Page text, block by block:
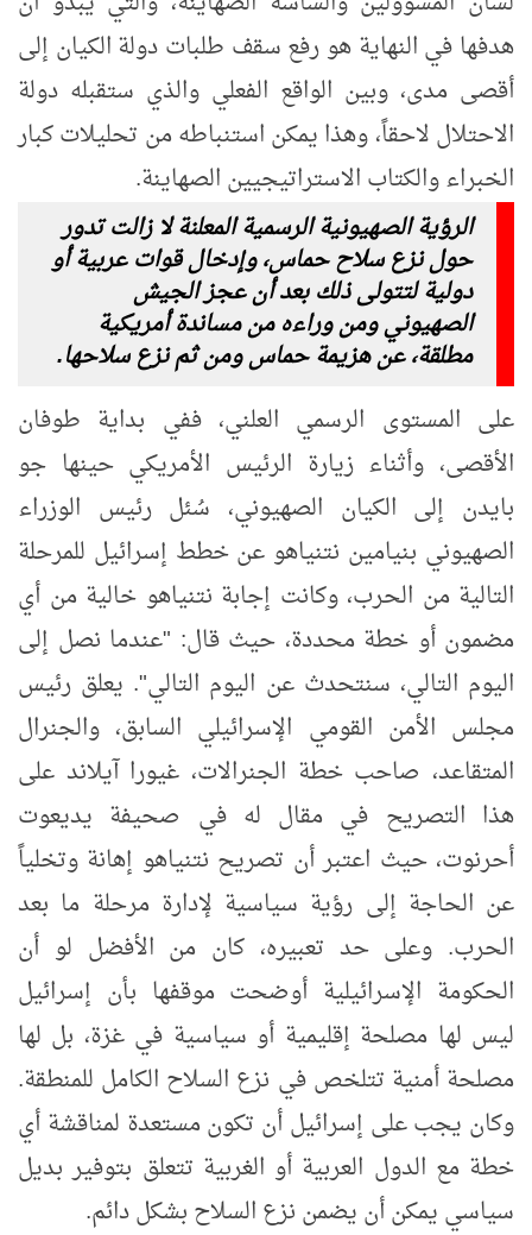
هدفها في النهاية هو رفع سقف طلبات دولة الكيان إلى
أقصى مدى، وبين الواقع الفعلي والذي ستقبله دولة
الاحتلال لاحقاً، وهذا يمكن استنباطه من تحليلات كبار
الخبراء والكتاب الاستراتيجيين الصهاينة.
الرؤية الصهيونية الرسمية المعلنة لا زالت تدور
حول نزع سلاح حماس، وإدخال قوات عربية أو
دولية لتتولى ذلك بعد أن عجز الجيش
الصهيوني ومن وراءه من مساندة أمريكية
مطلقة، عن هزيمة حماس ومن ثم نزع سلاحها.
على المستوى الرسمي العلني، ففي بداية طوفان
الأقصى، وأثناء زيارة الرئيس الأمريكي حينها جو
بايدن إلى الكيان الصهيوني، سُئل رئيس الوزراء
الصهيوني بنيامين نتنياهو عن خطط إسرائيل للمرحلة
التالية من الحرب، وكانت إجابة نتنياهو خالية من أي
مضمون أو خطة محددة، حيث قال: "عندما نصل إلى
اليوم التالي، سنتحدث عن اليوم التالي". يعلق رئيس
مجلس الأمن القومي الإسرائيلي السابق، والجنرال
المتقاعد، صاحب خطة الجنرالات، غيورا آيلاند على
هذا التصريح في مقال له في صحيفة يديعوت
أحرنوت، حيث اعتبر أن تصريح نتنياهو إهانة وتخلياً
عن الحاجة إلى رؤية سياسية لإدارة مرحلة ما بعد
الحرب. وعلى حد تعبيره، كان من الأفضل لو أن
الحكومة الإسرائيلية أوضحت موقفها بأن إسرائيل
ليس لها مصلحة إقليمية أو سياسية في غزة، بل لها
مصلحة أمنية تتلخص في نزع السلاح الكامل للمنطقة.
وكان يجب على إسرائيل أن تكون مستعدة لمناقشة أي
خطة مع الدول العربية أو الغربية تتعلق بتوفير بديل
سياسي يمكن أن يضمن نزع السلاح بشكل دائم.